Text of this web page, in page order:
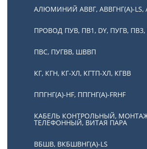
АЛЮМИНИЙ АВВГ, АВВГНГ(А)-
ПРОВОД ПУВ, ПВ1, DY, ПУГВ, ПВ3,
ПВС, ПУГВВ, ШВВП
КГ, КГН, КГ-ХЛ, КГТП-ХЛ, КГВВ
ППГНГ(А)-HF, ППГНГ(А)-FRHF
КАБЕЛЬ КОНТРОЛЬНЫЙ,
ТЕЛЕФОННЫЙ, ВИТАЯ ПАРА
ВБШВ, ВКБШВНГ(А)-LS